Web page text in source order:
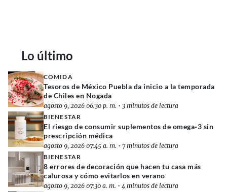
Lo último
COMIDA
Tesoros de México Puebla da inicio a la temporada
de Chiles en Nogada
agosto 9, 2026 06:30 p. m. • 3 minutos de lectura
BIENESTAR
El riesgo de consumir suplementos de omega‑3 sin
prescripción médica
agosto 9, 2026 07:45 a. m. • 7 minutos de lectura
BIENESTAR
8 errores de decoración que hacen tu casa más
calurosa y cómo evitarlos en verano
agosto 9, 2026 07:30 a. m. • 4 minutos de lectura